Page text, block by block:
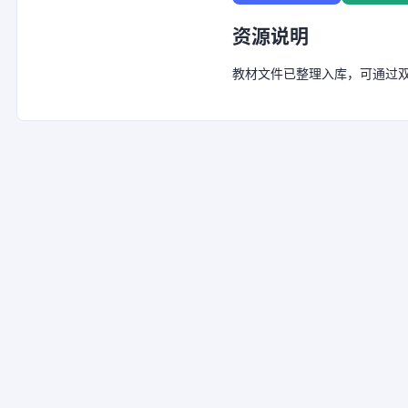
资源说明
教材文件已整理入库，可通过